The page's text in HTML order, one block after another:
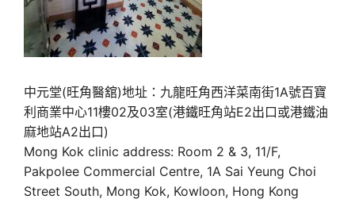
中元堂(旺角醫舘)地址：九龍旺角西洋菜南街1A號百寶
利商業中心11樓02及03室(港鐵旺角站E2出口或港鐵油
麻地站A2出口)
Mong Kok clinic address: Room 2 & 3, 11/F,
Pakpolee Commercial Centre, 1A Sai Yeung Choi
Street South, Mong Kok, Kowloon, Hong Kong